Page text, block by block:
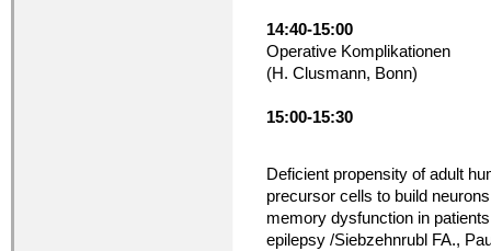
14:40-15:00
Operative Komplikationen
(H. Clusmann, Bonn)
15:00-15:30
Deficient propensity of adult
precursor cells to build
memory dysfunction in
epilepsy /Siebzehnrubl FA.,